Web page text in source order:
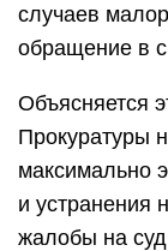
случаев
обращение в
Объясняется
Прокуратуры
максимально
и устранения
жалобы на